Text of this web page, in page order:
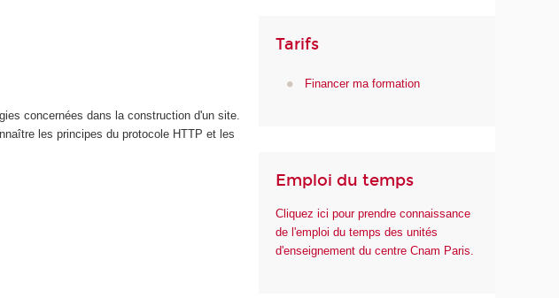
concernées dans la construction d'un site.
les principes du protocole HTTP et les
Tarifs
Financer ma formation
Emploi du temps
Cliquez ici pour prendre connaissance
de l'emploi du temps des unités
d'enseignement du centre Cnam Paris.